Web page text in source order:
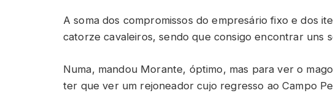
A soma dos compromissos do empresário fixo e dos
catorze cavaleiros, sendo que consigo encontrar uns
Numa, mandou Morante, óptimo, mas para ver o
ter que ver um rejoneador cujo regresso ao Campo